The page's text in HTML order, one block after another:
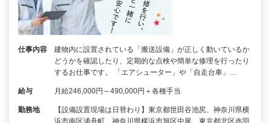
仕事内容
建物内に設置されている「搬送設備」が正しく動いているか
どうかを確認したり、定期的な点検や簡単な修理を行ったり
するお仕事です。 「エアシューター」や「自走台車」…
給与 月給246,000円～490,000円＋各種手当
勤務地
【設備設置現場は日替わり】東京都世田谷池尻、神奈川県横
浜市南区浦舟町、神奈川県横浜市旭区中尾、東京都北区赤羽